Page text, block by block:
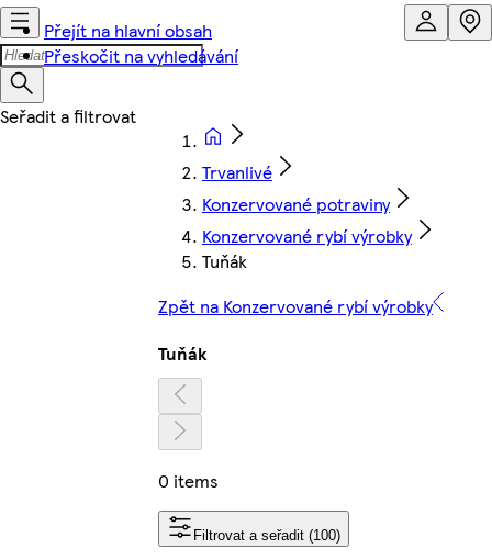
Přejít na hlavní obsah
Přeskočit na vyhledávání
Trvanlivé
Konzervované potraviny
Konzervované rybí výrobky
Tuňák
Zpět na Konzervované rybí výrobky
Tuňák
0 items
Filtrovat a seřadit (100)